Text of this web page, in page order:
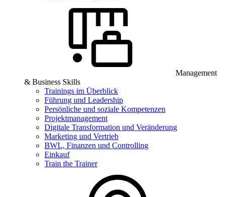
Management
& Business Skills
Trainings im Überblick
Führung und Leadership
Persönliche und soziale Kompetenzen
Projektmanagement
Digitale Transformation und Veränderung
Marketing und Vertrieb
BWL, Finanzen und Controlling
Einkauf
Train the Trainer